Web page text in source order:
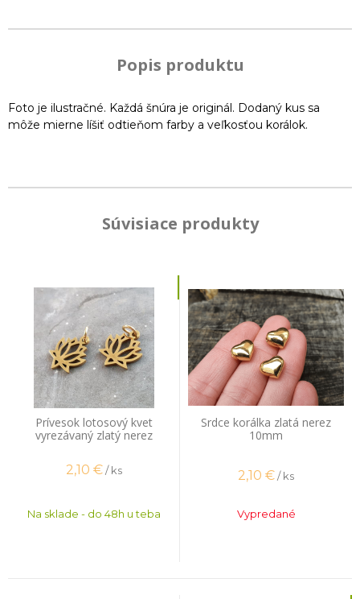
Popis produktu
Foto je ilustračné. Každá šnúra je originál. Dodaný kus sa
môže mierne líšiť odtieňom farby a veľkosťou korálok.
Súvisiace produkty
Prívesok lotosový kvet
vyrezávaný zlatý nerez
2,10 € / ks
Na sklade - do 48h u teba
Srdce korálka zlatá nerez
10mm
2,10 €/ ks
Vypredané